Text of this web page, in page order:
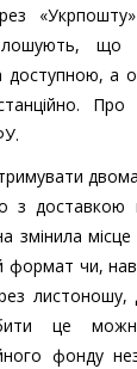
що
а
Про
з доставкою
змінила
формат чи,
листоношу,
це
фонду